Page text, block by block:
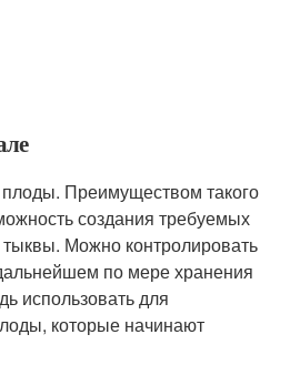
Преимуществом такого
создания требуемых
Можно контролировать
по мере хранения
использовать для
которые начинают